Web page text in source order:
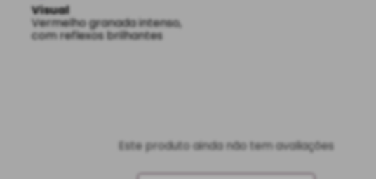
Visual
Vermelho granada intenso,
com reflexos brilhantes
Este produto ainda não tem avaliações